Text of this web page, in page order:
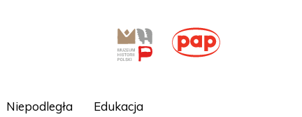
Niepodległa Edukacja